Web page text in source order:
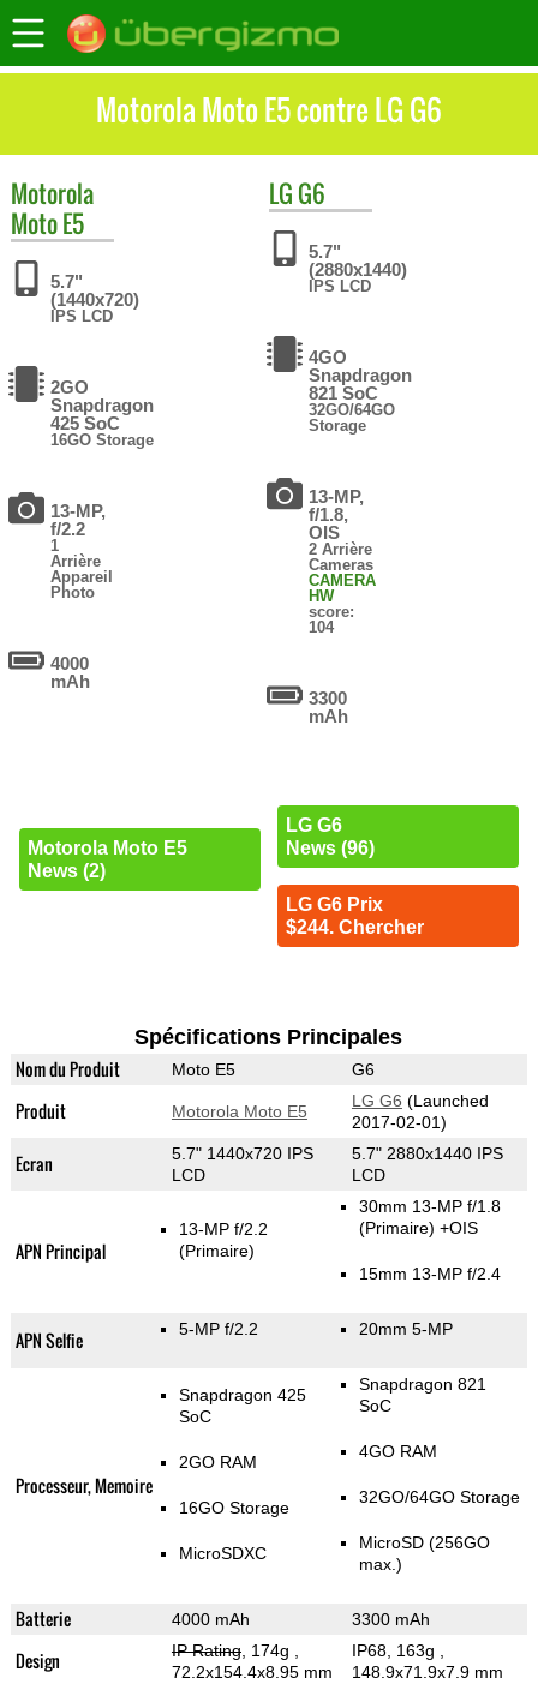
Motorola Moto E5 contre LG G6
Motorola
Moto E5
5.7"
(1440x720)
IPS LCD
2GO
Snapdragon
425 SoC
16GO Storage
13-MP,
f/2.2
1
Arrière
Appareil
Photo
4000
mAh
Motorola Moto E5
News (2)
LG G6
5.7"
(2880x1440)
IPS LCD
4GO
Snapdragon
821 SoC
32GO/64GO
Storage
13-MP,
f/1.8,
OIS
2 Arrière
Cameras
CAMERA
HW
score:
104
3300
mAh
LG G6
News (96)
LG G6 Prix
$244. Chercher
Spécifications Principales
Nom du Produit Moto E5 G6
Produit Motorola Moto E5
LG G6 (Launched
2017-02-01)
Ecran
5.7" 1440x720 IPS
LCD
5.7" 2880x1440 IPS
LCD
APN Principal
13-MP f/2.2
(Primaire)
30mm 13-MP f/1.8
(Primaire) +OIS
15mm 13-MP f/2.4
APN Selfie 5-MP f/2.2 20mm 5-MP
Processeur, Memoire
Snapdragon 425
SoC
2GO RAM
16GO Storage
MicroSDXC
Snapdragon 821
SoC
4GO RAM
32GO/64GO Storage
MicroSD (256GO
max.)
Batterie 4000 mAh 3300 mAh
Design IP Rating, 174g
72.2x154.4x8.95 mm
IP68, 163g
148.9x71.9x7.9 mm